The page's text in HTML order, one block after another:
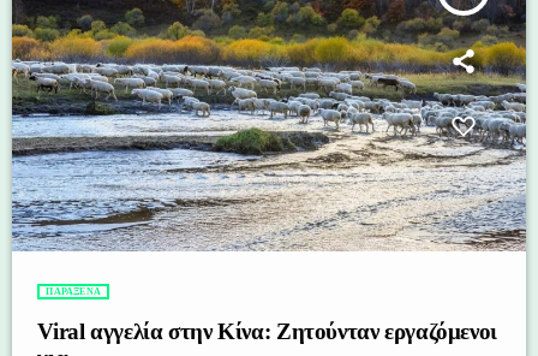
ΠΑΡΑΞΕΝΑ
Viral αγγελία στην Κίνα: Ζητούνταν εργαζόμενοι